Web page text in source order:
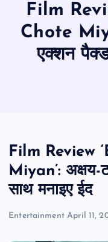
Film
Chote
एक्शन
Film Review
Miyan’: अक्षय-
साथ मनाइए ईद
Entertainment April 11,